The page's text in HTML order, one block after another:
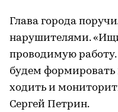
Глава города
нарушителями.
проводимую
будем
ходить и
Сергей Петрин.